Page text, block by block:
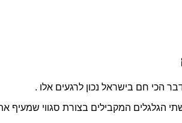
הכי חם בישראל נכון לרגעים אלו .
המקבילים בצורת סגווי שמעיף את